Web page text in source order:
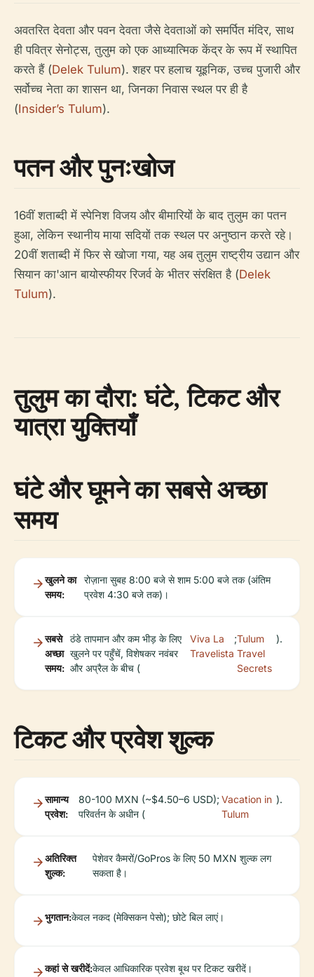
अवतरित देवता और पवन देवता जैसे देवताओं को समर्पित मंदिर, साथ
ही पवित्र सेनोट्स, तुलुम को एक आध्यात्मिक केंद्र के रूप में स्थापित
करते हैं (Delek Tulum). शहर पर हलाच यूइनिक, उच्च पुजारी और
सर्वोच्च नेता का शासन था, जिनका निवास स्थल पर ही है
(Insider’s Tulum).
पतन और पुनःखोज
16वीं शताब्दी में स्पेनिश विजय और बीमारियों के बाद तुलुम का पतन
हुआ, लेकिन स्थानीय माया सदियों तक स्थल पर अनुष्ठान करते रहे।
20वीं शताब्दी में फिर से खोजा गया, यह अब तुलुम राष्ट्रीय उद्यान और
सियान का'आन बायोस्फीयर रिजर्व के भीतर संरक्षित है (Delek
Tulum).
तुलुम का दौरा: घंटे, टिकट और
यात्रा युक्तियाँ
घंटे और घूमने का सबसे अच्छा
समय
खुलने का
समय:
रोज़ाना सुबह 8:00 बजे से शाम 5:00 बजे तक (अंतिम
प्रवेश 4:30 बजे तक)।
सबसे
अच्छा
समय:
ठंडे तापमान और कम भीड़ के लिए
खुलने पर पहुँचें, विशेषकर नवंबर
और अप्रैल के बीच (
Viva La
Travelista
;Tulum
Travel
Secrets
).
टिकट और प्रवेश शुल्क
सामान्य
प्रवेश:
80-100 MXN (~$4.50–6 USD);
परिवर्तन के अधीन (
Vacation in
Tulum
).
अतिरिक्त
शुल्क:
पेशेवर कैमरों/GoPros के लिए 50 MXN शुल्क लग
सकता है।
भुगतान:केवल नकद (मेक्सिकन पेसो); छोटे बिल लाएं।
कहां से खरीदें:केवल आधिकारिक प्रवेश बूथ पर टिकट खरीदें।